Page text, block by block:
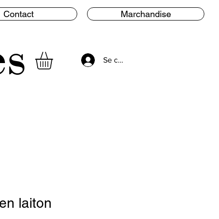
Contact Marchandise
Se connecter
laiton